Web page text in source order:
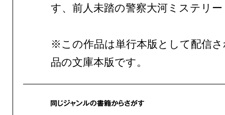
す、前人未踏の警察大河ミステリー
※この作品は単行本版として配信
品の文庫本版です。